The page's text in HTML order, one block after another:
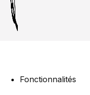
Fonctionnalités